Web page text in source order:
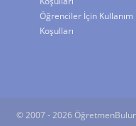
Öğrenciler İçin Kullanım
Koşulları
© 2007 - 2026